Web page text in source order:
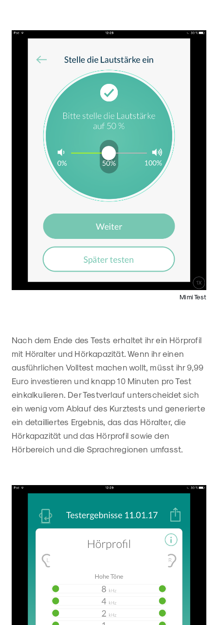
Mimi Test
Nach dem Ende des Tests erhaltet ihr ein Hörprofil
mit Höralter und Hörkapazität. Wenn ihr einen
ausführlichen Volltest machen wollt, müsst ihr 9,99
Euro investieren und knapp 10 Minuten pro Test
einkalkulieren. Der Testverlauf unterscheidet sich
ein wenig vom Ablauf des Kurztests und generierte
ein detailliertes Ergebnis, das das Höralter, die
Hörkapazität und das Hörprofil sowie den
Hörbereich und die Sprachregionen umfasst.